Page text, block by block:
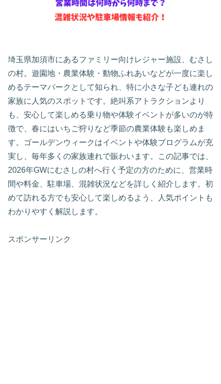
埼玉県加須市にあるファミリー向けレジャー施設、むさし
の村。遊園地・農業体験・動物ふれあいなどが一度に楽し
めるテーマパークとして知られ、特に小さな子ども連れの
家族に人気のスポットです。絶叫系アトラクションより
も、安心して楽しめる乗り物や体験イベントが多いのが特
徴で、春にはいちご狩りなど季節の農業体験も楽しめま
す。ゴールデンウィークはイベントや体験プログラムが充
実し、毎年多くの家族連れで賑わいます。この記事では、
2026年GWにむさしの村へ行く予定の方のために、営業時
間や料金、駐車場、混雑状況などを詳しく紹介します。初
めて訪れる方でも安心して楽しめるよう、人気ポイントも
わかりやすく解説します。
スポンサーリンク